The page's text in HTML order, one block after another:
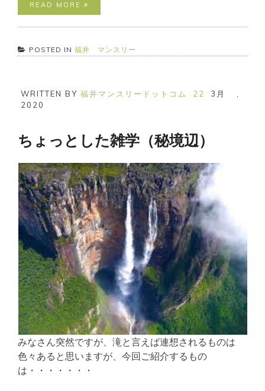
READ MORE
POSTED IN 福井 マンスリー
WRITTEN BY 福井マンスリードットコム 22 3月
2020
ちょっとした雑学（秘境辺）
みなさん突然ですが、滝と言えば連想されるものは
色々あると思いますが、今回ご紹介するもの
は・・・・・・・